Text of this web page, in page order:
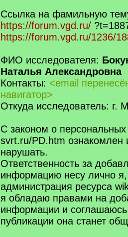
Ссылка на фамильную
https://forum.vgd.ru/
https://forum.vgd.ru/1236/
ФИО исследователя:
Наталья Александровна
Контакты: <email
навигатор>
Откуда исследователь: г.
С законом о
svrt.ru/PD.htm ознакомлен
нарушать.
Ответственность за
информацию несу лично
администрация ресурса
я обладаю правами на
информации и
публикации она станет